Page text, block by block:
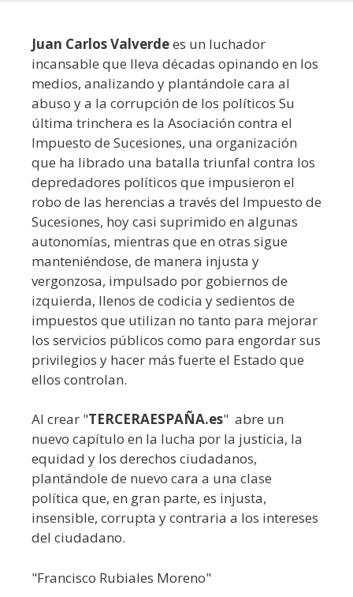
Juan Carlos Valverdees un luchador
incansable que lleva décadas opinando en los
medios, analizando y plantándole cara al
abuso y a la corrupción de los políticos Su
última trinchera es la Asociación contra el
Impuesto de Sucesiones, una organización
que ha librado una batalla triunfal contra los
depredadores políticos que impusieron el
robo de las herencias a través del Impuesto de
Sucesiones, hoy casi suprimido en algunas
autonomías, mientras que en otras sigue
manteniéndose, de manera injusta y
vergonzosa, impulsado por gobiernos de
izquierda, llenos de codicia y sedientos de
impuestos que utilizan no tanto para mejorar
los servicios públicos como para engordar sus
privilegios y hacer más fuerte el Estado que
ellos controlan.
Al crear "TERCERAESPAÑA.es" abre un
nuevo capítulo en la lucha por la justicia, la
equidad y los derechos ciudadanos,
plantándole de nuevo cara a una clase
política que, en gran parte, es injusta,
insensible, corrupta y contraria a los intereses
del ciudadano.
"Francisco Rubiales Moreno"